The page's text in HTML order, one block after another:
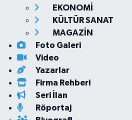
EKONOMİ
KÜLTÜR SANAT
MAGAZİN
Foto Galeri
Video
Yazarlar
Firma Rehberi
Seri İlan
Röportaj